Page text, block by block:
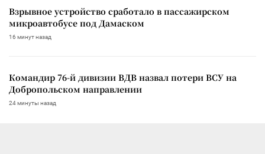
Взрывное устройство сработало в пассажирском
микроавтобусе под Дамаском
16 минут назад
Командир 76-й дивизии ВДВ назвал потери ВСУ на
Добропольском направлении
24 минуты назад